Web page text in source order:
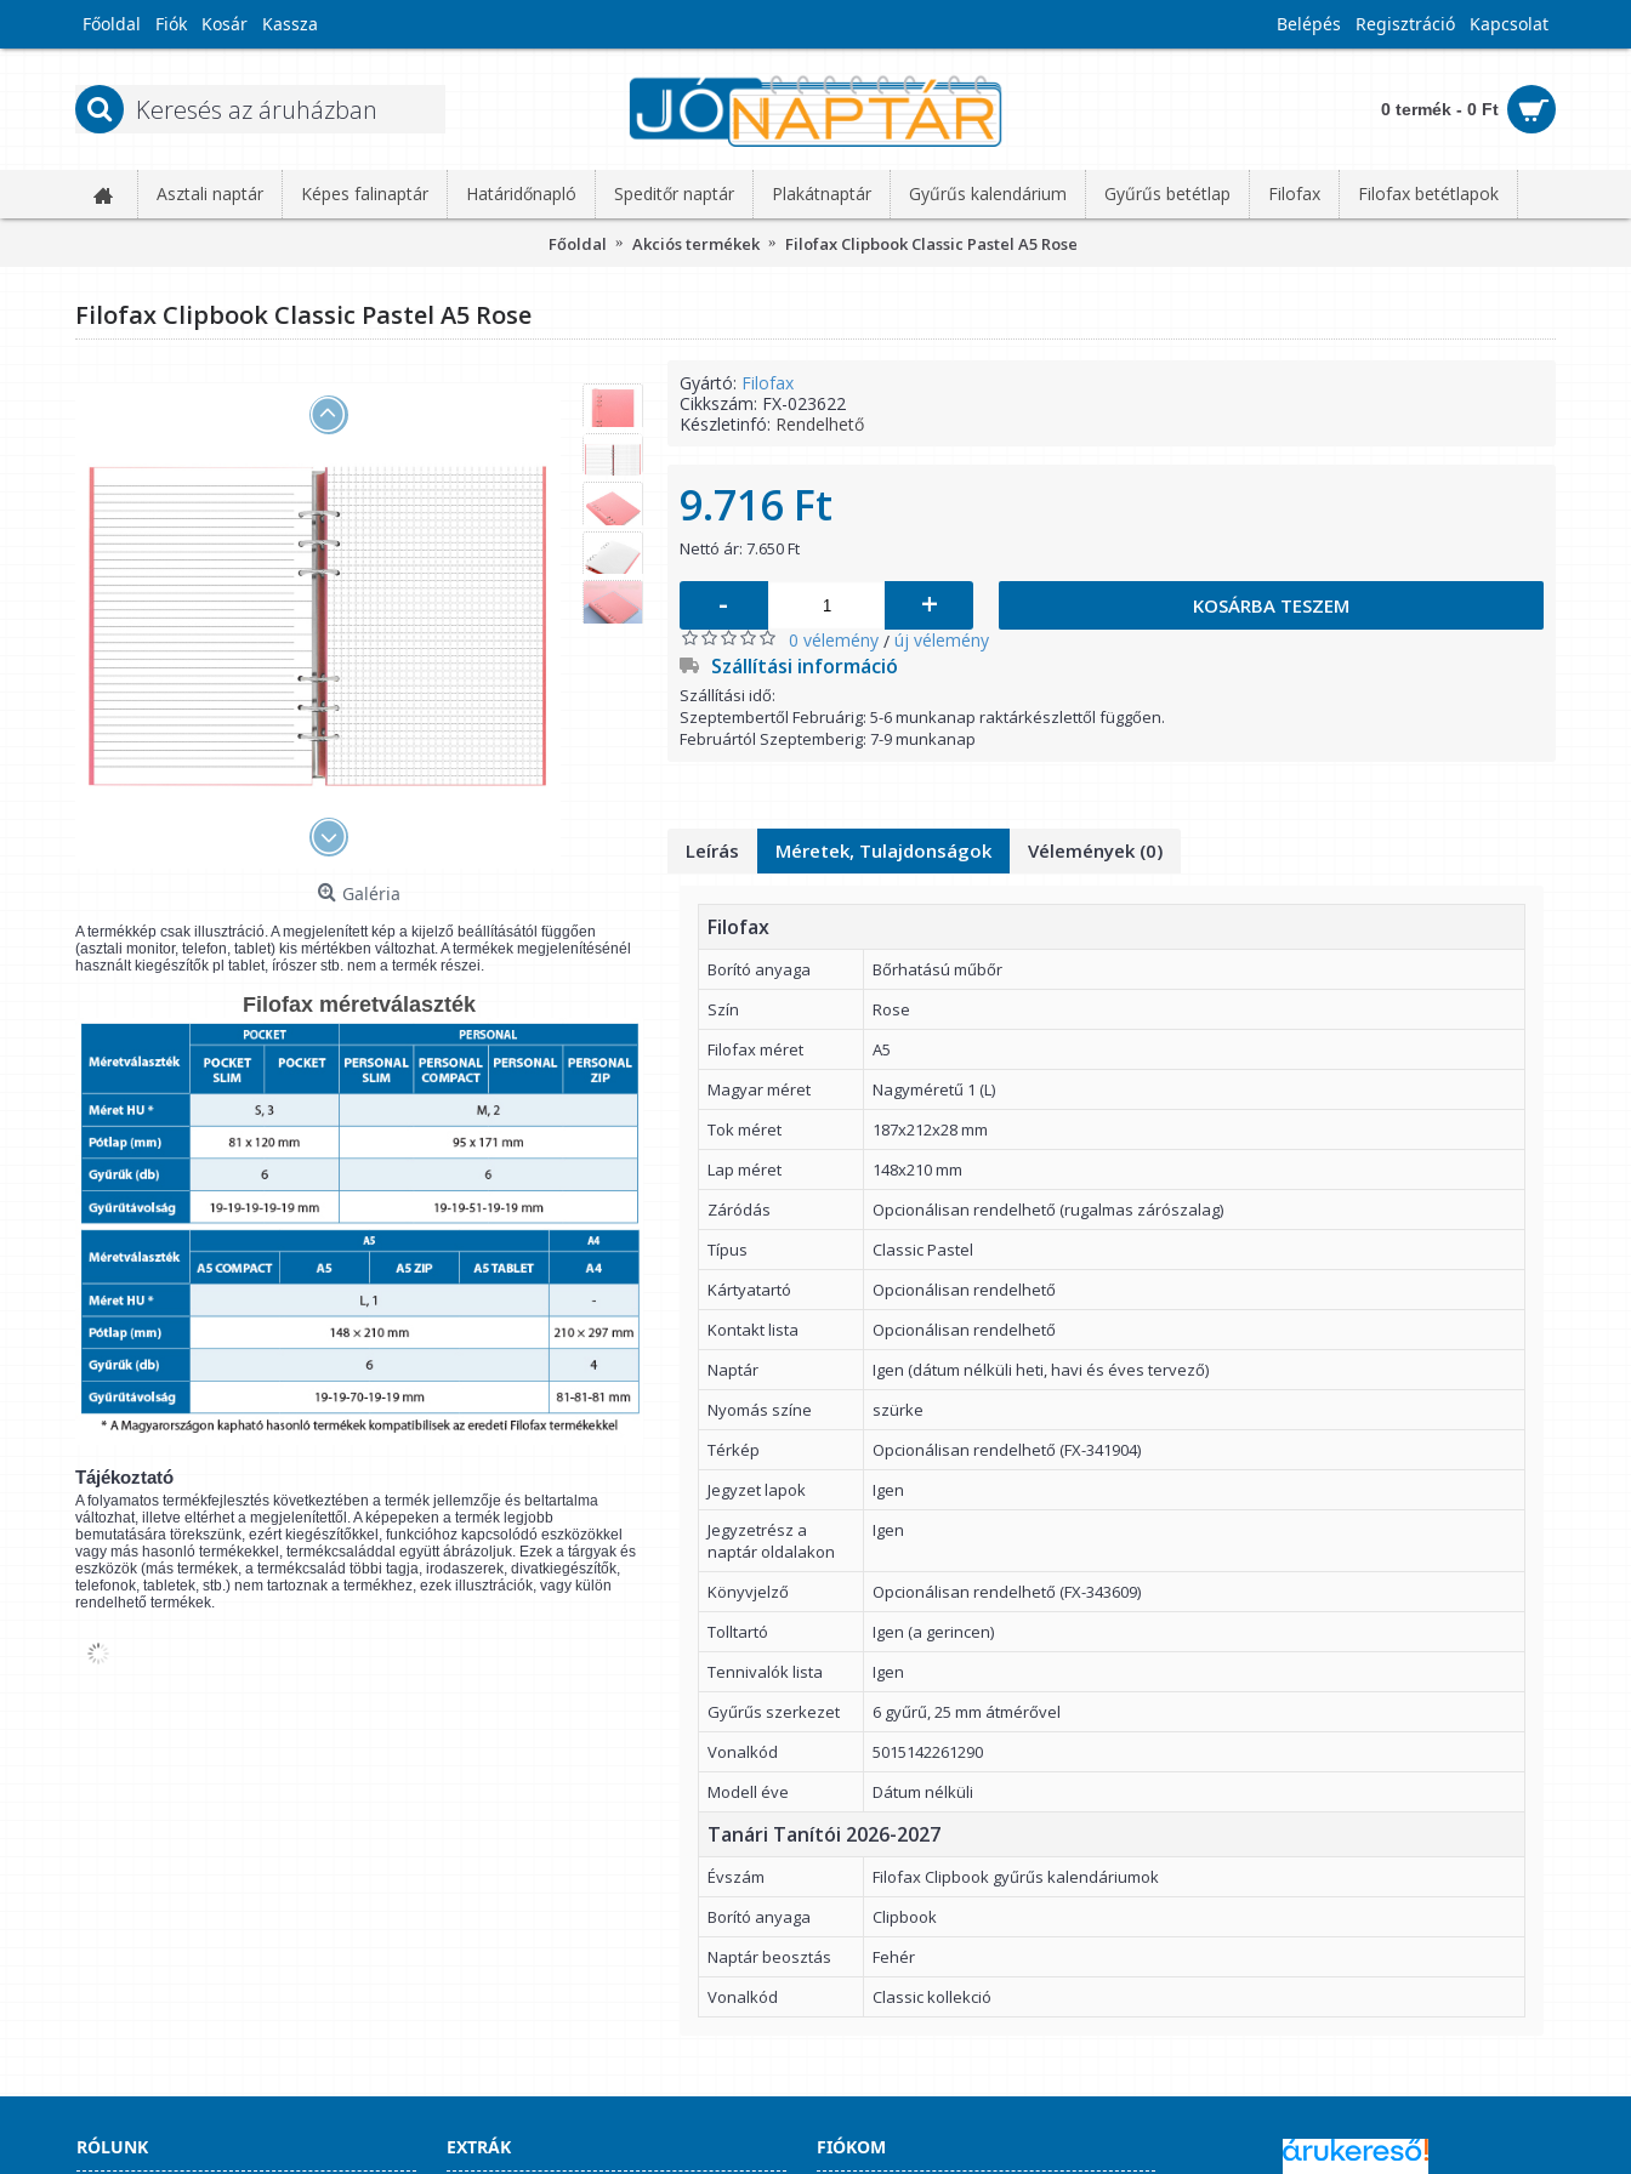
Főoldal Fiók Kosár Kassza Belépés Regisztráció Kapcsolat
0 termék - 0 Ft
Asztali naptár Képes falinaptár Határidőnapló Speditőr naptár Plakátnaptár Gyűrűs kalendárium Gyűrűs betétlap Filofax Filofax betétlapok
Főoldal Akciós termékek Filofax Clipbook Classic Pastel A5 Rose
Filofax Clipbook Classic Pastel A5 Rose
Galéria
A termékkép csak illusztráció. A megjelenített kép a kijelző beállításától függően
(asztali monitor, telefon, tablet) kis mértékben változhat. A termékek megjelenítésénél
használt kiegészítők pl tablet, írószer stb. nem a termék részei.
Filofax méretválaszték
Tájékoztató
A folyamatos termékfejlesztés következtében a termék jellemzője és beltartalma
változhat, illetve eltérhet a megjelenítettől. A képepeken a termék legjobb
bemutatására törekszünk, ezért kiegészítőkkel, funkcióhoz kapcsolódó eszközökkel
vagy más hasonló termékekkel, termékcsaláddal együtt ábrázoljuk. Ezek a tárgyak és
eszközök (más termékek, a termékcsalád többi tagja, irodaszerek, divatkiegészítők,
telefonok, tabletek, stb.) nem tartoznak a termékhez, ezek illusztrációk, vagy külön
rendelhető termékek.
Gyártó: Filofax
Cikkszám: FX-023622
Készletinfó: Rendelhető
9.716 Ft
Nettó ár: 7.650 Ft
- + KOSÁRBA TESZEM
0 vélemény / új vélemény
Szállítási információ
Szállítási idő:
Szeptembertől Februárig: 5-6 munkanap raktárkészlettől függően.
Februártól Szeptemberig: 7-9 munkanap
Leírás Méretek, Tulajdonságok Vélemények (0)
Filofax
Borító anyaga
Bőrhatású műbőr
Szín
Rose
Filofax méret
A5
Magyar méret
Nagyméretű 1 (L)
Tok méret
187x212x28 mm
Lap méret
148x210 mm
Záródás
Opcionálisan rendelhető (rugalmas zárószalag)
Típus
Classic Pastel
Kártyatartó
Opcionálisan rendelhető
Kontakt lista
Opcionálisan rendelhető
Naptár
Igen (dátum nélküli heti, havi és éves tervező)
Nyomás színe
szürke
Térkép
Opcionálisan rendelhető (FX-341904)
Jegyzet lapok
Igen
Jegyzetrész a
naptár oldalakon
Igen
Könyvjelző
Opcionálisan rendelhető (FX-343609)
Tolltartó
Igen (a gerincen)
Tennivalók lista
Igen
Gyűrűs szerkezet
6 gyűrű, 25 mm átmérővel
Vonalkód
5015142261290
Modell éve
Dátum nélküli
Tanári Tanítói 2026-2027
Évszám
Filofax Clipbook gyűrűs kalendáriumok
Borító anyaga
Clipbook
Naptár beosztás
Fehér
Vonalkód
Classic kollekció
RÓLUNK EXTRÁK FIÓKOM